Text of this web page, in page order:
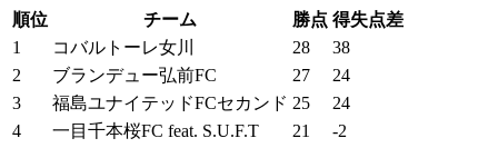
順位 チーム 勝点 得失点差
1
コバルトーレ女川 28
38
2
ブランデュー弘前FC 27
24
3
福島ユナイテッドFCセカンド 25
24
4
一目千本桜FC feat. S.U.F.T 21
-2